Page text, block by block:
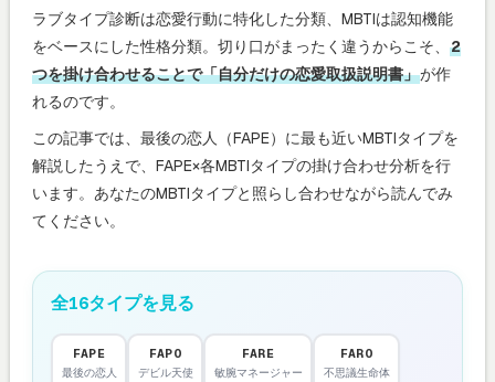
ラブタイプ診断は恋愛行動に特化した分類、MBTIは認知機能
をベースにした性格分類。切り口がまったく違うからこそ、 2
つを掛け合わせることで「自分だけの恋愛取扱説明書」が作
れるのです。
この記事では、最後の恋人（FAPE）に最も近いMBTIタイプを
解説したうえで、FAPE×各MBTIタイプの掛け合わせ分析を行
います。あなたのMBTIタイプと照らし合わせながら読んでみ
てください。
全16タイプを見る
FAPE
最後の恋人
FAPO
デビル天使
FARE
敏腕マネージャー
FARO
不思議生命体